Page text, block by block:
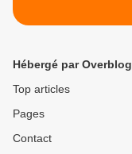
Hébergé par Overblog
Top articles
Pages
Contact